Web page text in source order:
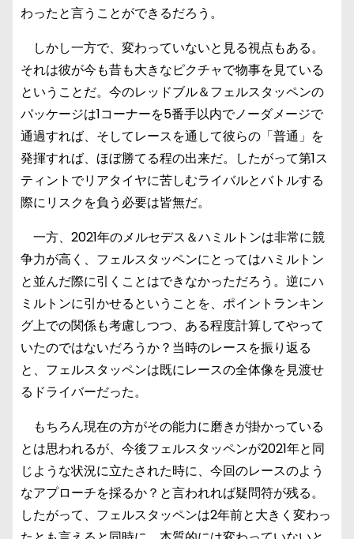
わったと言うことができるだろう。
しかし一方で、変わっていないと見る視点もある。
それは彼が今も昔も大きなピクチャで物事を見ている
ということだ。今のレッドブル＆フェルスタッペンの
パッケージは1コーナーを5番手以内でノーダメージで
通過すれば、そしてレースを通して彼らの「普通」を
発揮すれば、ほぼ勝てる程の出来だ。したがって第1ス
ティントでリアタイヤに苦しむライバルとバトルする
際にリスクを負う必要は皆無だ。
一方、2021年のメルセデス＆ハミルトンは非常に競
争力が高く、フェルスタッペンにとってはハミルトン
と並んだ際に引くことはできなかっただろう。逆にハ
ミルトンに引かせるということを、ポイントランキン
グ上での関係も考慮しつつ、ある程度計算してやって
いたのではないだろうか？当時のレースを振り返る
と、フェルスタッペンは既にレースの全体像を見渡せ
るドライバーだった。
もちろん現在の方がその能力に磨きが掛かっている
とは思われるが、今後フェルスタッペンが2021年と同
じような状況に立たされた時に、今回のレースのよう
なアプローチを採るか？と言われれば疑問符が残る。
したがって、フェルスタッペンは2年前と大きく変わっ